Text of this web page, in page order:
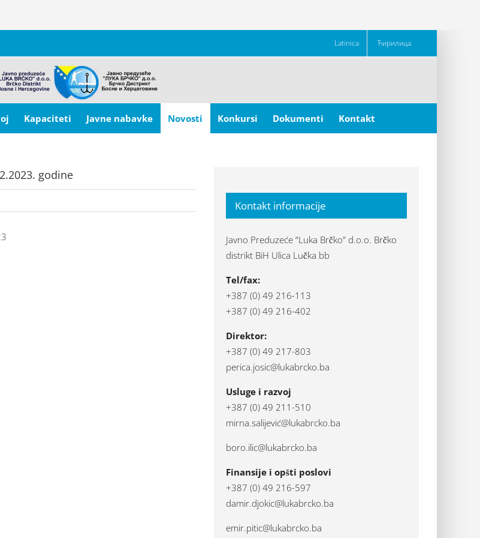
Latinica Ћирилица
Kapaciteti Javne nabavke Novosti Konkursi Dokumenti Kontakt
godine
Kontakt informacije
Javno Preduzeće “Luka Brčko” d.o.o. Brčko
distrikt BiH Ulica Lučka bb
Tel/fax:
+387 (0) 49 216-113
+387 (0) 49 216-402
Direktor:
+387 (0) 49 217-803
perica.josic@lukabrcko.ba
Usluge i razvoj
+387 (0) 49 211-510
mirna.salijević@lukabrcko.ba
boro.ilic@lukabrcko.ba
Finansije i opšti poslovi
+387 (0) 49 216-597
damir.djokic@lukabrcko.ba
emir.pitic@lukabrcko.ba